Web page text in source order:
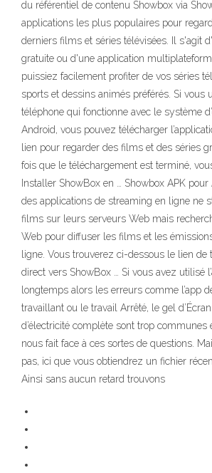
du référentiel de contenu Showbox via
applications les plus populaires pour
derniers films et séries télévisées. Il s'agit
gratuite ou d'une application
puissiez facilement profiter de vos séries
sports et dessins animés préférés. Si vous
téléphone qui fonctionne avec le système
Android, vous pouvez télécharger
lien pour regarder des films et des séries
fois que le téléchargement est terminé,
Installer ShowBox en … Showbox APK
des applications de streaming en ligne ne
films sur leurs serveurs Web mais
Web pour diffuser les films et les
ligne. Vous trouverez ci-dessous le lien de
direct vers ShowBox … Si vous avez utilisé
longtemps alors les erreurs comme l’app
travaillant ou le travail Arrêté, le gel
d’électricité complète sont trop communes
nous fait face à ces sortes de questions.
pas, ici que vous obtiendrez un fichier
Ainsi sans aucun retard trouvons